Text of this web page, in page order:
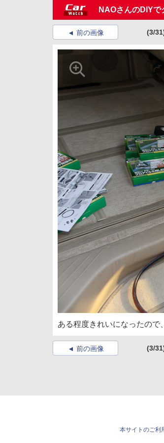
NAOさんのDIYで
前の画像 (3/
ある程度きれいになったの
前の画像 (3/
本サイトのご利